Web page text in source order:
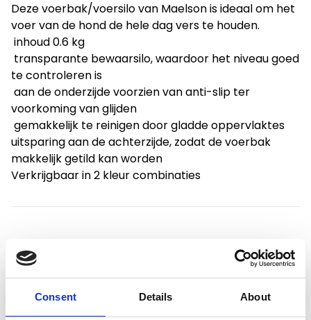
Consent Details About
Deze voerbak/voersilo van Maelson is ideaal om het
voer van de hond de hele dag vers te houden.
inhoud 0.6 kg
transparante bewaarsilo, waardoor het niveau goed
te controleren is
aan de onderzijde voorzien van anti-slip ter
voorkoming van glijden
gemakkelijk te reinigen door gladde oppervlaktes
uitsparing aan de achterzijde, zodat de voerbak
makkelijk getild kan worden
Verkrijgbaar in 2 kleur combinaties
Productspecificaties
Gewicht
0.5 kg